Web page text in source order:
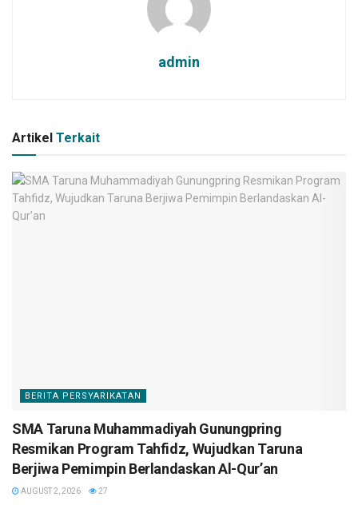
admin
Artikel Terkait
BERITA PERSYARIKATAN
SMA Taruna Muhammadiyah Gunungpring
Resmikan Program Tahfidz, Wujudkan Taruna
Berjiwa Pemimpin Berlandaskan Al-Qur’an
AUGUST 2, 2026 27